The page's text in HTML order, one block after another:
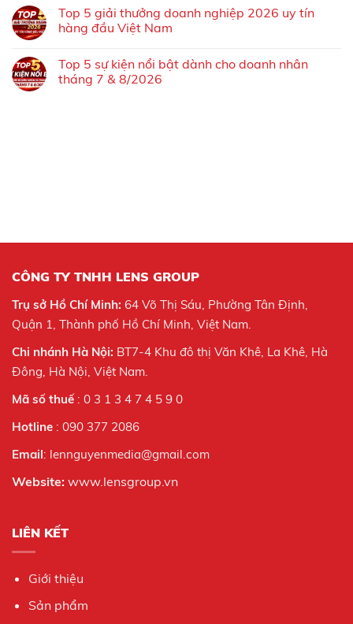
Top 5 giải thưởng doanh nghiệp 2026 uy tín
hàng đầu Việt Nam
Top 5 sự kiện nổi bật dành cho doanh nhân
tháng 7 & 8/2026
CÔNG TY TNHH LENS GROUP
Trụ sở Hồ Chí Minh: 64 Võ Thị Sáu, Phường Tân Định,
Quận 1, Thành phố Hồ Chí Minh, Việt Nam.
Chi nhánh Hà Nội: BT7-4 Khu đô thị Văn Khê, La Khê, Hà
Đông, Hà Nội, Việt Nam.
Mã số thuế: 0 3 1 3 4 7 4 5 9 0
Hotline : 090 377 2086
Email: lennguyenmedia@gmail.com
Website: www.lensgroup.vn
LIÊN KẾT
Giới thiệu
Sản phẩm